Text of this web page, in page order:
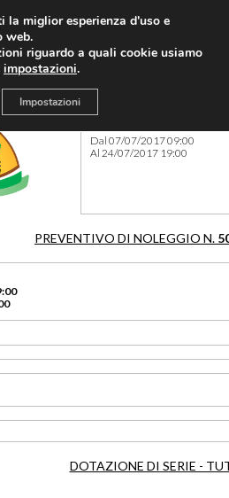
Dal 07/07/2017 09:00
Al 24/07/2017 19:00
PREVENTIVO DI NOLEGGIO N.
DOTAZIONE DI SERIE -
la miglior esperienza d'uso e
web.
riguardo a quali cookie usiamo
impostazioni.
Impostazioni